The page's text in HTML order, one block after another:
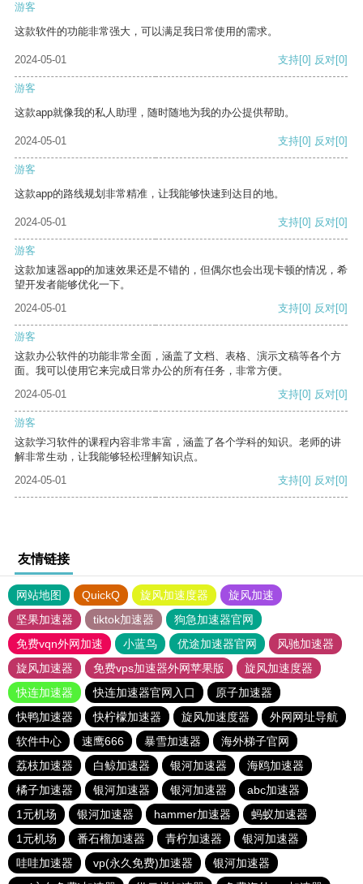
游客
这款软件的功能非常强大，可以满足我日常使用的需求。
2024-05-01 支持[0] 反对[0]
游客
这款app就像我的私人助理，随时随地为我的办公提供帮助。
2024-05-01 支持[0] 反对[0]
游客
这款app的路线规划非常精准，让我能够快速到达目的地。
2024-05-01 支持[0] 反对[0]
游客
这款加速器app的加速效果还是不错的，但偶尔也会出现卡顿的情况，希
望开发者能够优化一下。
2024-05-01
支持[0] 反对[0]
游客
这款办公软件的功能非常全面，涵盖了文档、表格、演示文稿等各个方
面。我可以使用它来完成日常办公的所有任务，非常方便。
2024-05-01
支持[0] 反对[0]
游客
这款学习软件的课程内容非常丰富，涵盖了各个学科的知识。老师的讲
解非常生动，让我能够轻松理解知识点。
2024-05-01
支持[0] 反对[0]
友情链接
网站地图 QuickQ 旋风加速度器
旋风加速
坚果加速器
tiktok加速器
狗急加速器官网
免费vqn外网加速
小蓝鸟 优途加速器官网
风驰加速器
旋风加速器
免费vps加速器外网苹果版
旋风加速度器
快连加速器
快连加速器官网入口
原子加速器
快鸭加速器
快柠檬加速器 旋风加速度器
外网网址导航
软件中心
速鹰666 暴雪加速器
海外梯子官网
荔枝加速器
白鲸加速器 银河加速器
海鸥加速器
橘子加速器
银河加速器 银河加速器
abc加速器
1元机场
银河加速器 hammer加速器
蚂蚁加速器
1元机场
番石榴加速器 青柠加速器
银河加速器
哇哇加速器
vp(永久免费)加速器
银河加速器